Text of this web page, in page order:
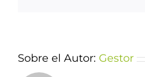
Sobre el Autor: Gestor